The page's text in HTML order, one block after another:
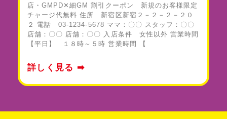
店・GMPD✕細GM 割引クーポン 新規のお客様限定
チャージ代無料 住所 新宿区新宿２－２－２－２０
２ 電話 03-1234-5678 ママ：〇〇 スタッフ：〇〇
店舗：〇〇 店舗：〇〇 入店条件 女性以外 営業時間
【平日】 １８時～５時 営業時間 【
詳しく見る ➡